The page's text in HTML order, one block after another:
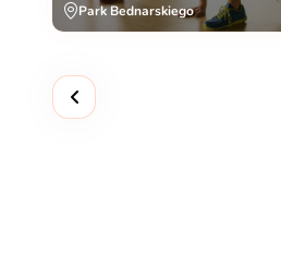
Park Bednarskiego